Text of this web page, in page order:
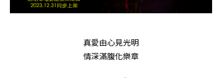
真愛由心見光明
情深滿腹化樂章